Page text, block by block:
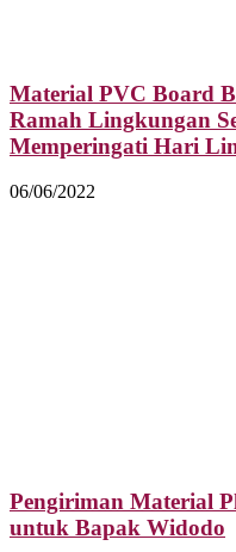
Material PVC Board
Ramah Lingkungan
Memperingati Hari
06/06/2022
Pengiriman Material
untuk Bapak Widodo